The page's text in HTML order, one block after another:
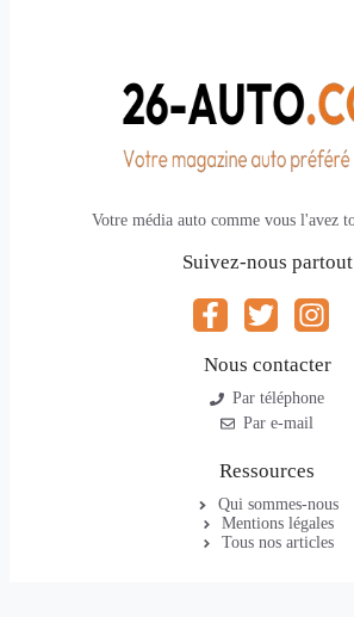
Votre média auto comme vous l'avez
Suivez-nous partout
Nous contacter
Par téléphone
Par e-mail
Ressources
Qui sommes-nous
Mentions légales
Tous nos articles